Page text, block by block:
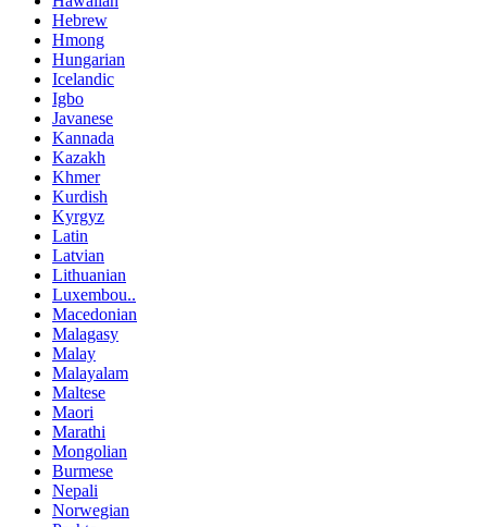
Hebrew
Hmong
Hungarian
Icelandic
Igbo
Javanese
Kannada
Kazakh
Khmer
Kurdish
Kyrgyz
Latin
Latvian
Lithuanian
Luxembou..
Macedonian
Malagasy
Malay
Malayalam
Maltese
Maori
Marathi
Mongolian
Burmese
Nepali
Norwegian